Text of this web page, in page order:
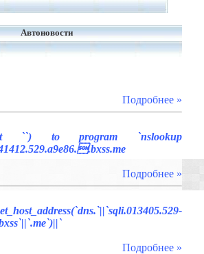
Автоновости
Подробнее »
``) to program `nslookup
Подробнее »
Подробнее »